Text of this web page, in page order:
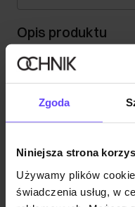
Zgoda
Niniejsza strona
Używamy plików
świadczenia usług, w
Opis produktu
Skład i wymiary
Opinie